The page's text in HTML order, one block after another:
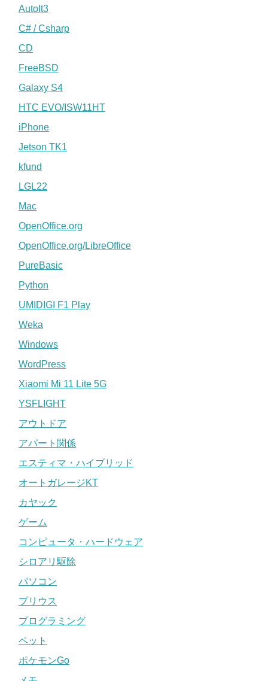
AutoIt3
C# / Csharp
CD
FreeBSD
Galaxy S4
HTC EVO/ISW11HT
iPhone
Jetson TK1
kfund
LGL22
Mac
OpenOffice.org
OpenOffice.org/LibreOffice
PureBasic
Python
UMIDIGI F1 Play
Weka
Windows
WordPress
Xiaomi Mi 11 Lite 5G
YSFLIGHT
アウトドア
アパート関係
エスティマ・ハイブリッド
オートガレージKT
カヤック
ゲーム
コンピュータ・ハードウェア
シロアリ駆除
パソコン
プリウス
プログラミング
ペット
ポケモンGo